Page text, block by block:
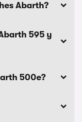
Abarth?
595 y
500e?